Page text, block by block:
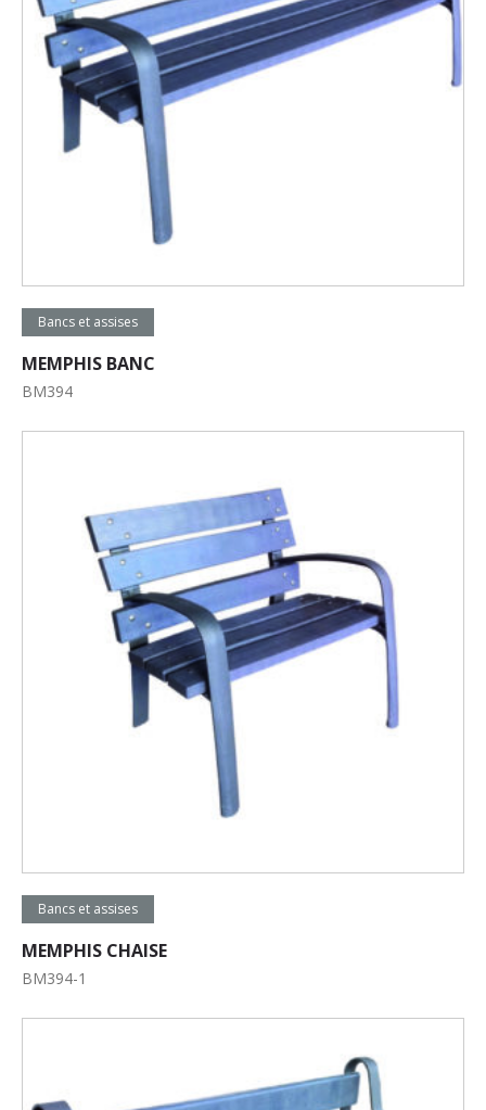
Lire la suite
Bancs et assises
MEMPHIS BANC
BM394
Lire la suite
Bancs et assises
MEMPHIS CHAISE
BM394-1